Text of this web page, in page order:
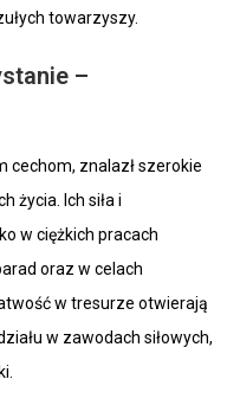
towarzyszy.
–
cechom, znalazł szerokie
życia. Ich siła i
w ciężkich pracach
oraz w celach
w tresurze otwierają
w zawodach siłowych,